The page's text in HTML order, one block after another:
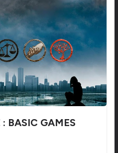
BASIC GAMES